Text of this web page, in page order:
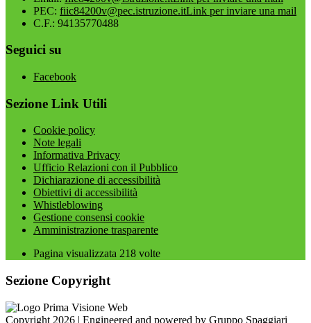
PEC: fiic84200v@pec.istruzione.itLink per inviare una mail
C.F.: 94135770488
Seguici su
Facebook
Sezione Link Utili
Cookie policy
Note legali
Informativa Privacy
Ufficio Relazioni con il Pubblico
Dichiarazione di accessibilità
Obiettivi di accessibilità
Whistleblowing
Gestione consensi cookie
Amministrazione trasparente
Pagina visualizzata 218 volte
Sezione Copyright
Copyright 2026 | Engineered and powered by Gruppo Spaggiari